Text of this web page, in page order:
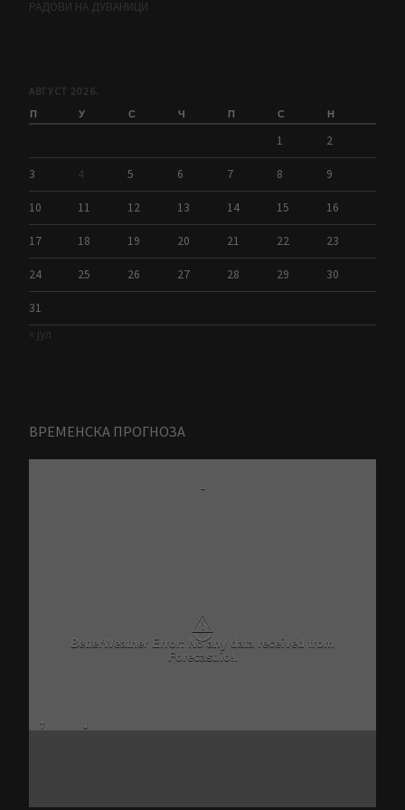
РАДОВИ НА ДУВАНИЦИ
АВГУСТ 2026.
П У С Ч П С Н
1 2
3 4 5 6 7 8 9
10 11 12 13 14 15 16
17 18 19 20 21 22 23
24 25 26 27 28 29 30
31
« јул
ВРЕМЕНСКА ПРОГНОЗА
-
⚠
BetterWeather Error: No any data received from
Forecast.io!.